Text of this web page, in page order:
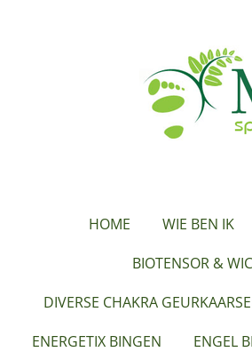
HOME WIE BEN IK
BIOTENSOR &
DIVERSE CHAKRA
ENERGETIX BINGEN
ENGEL